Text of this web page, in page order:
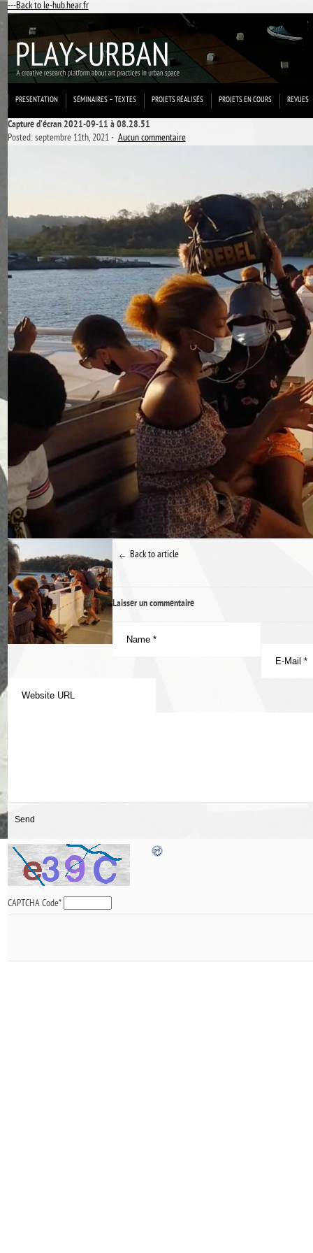
---Back to le-hub.hear.fr
PRESENTATION SÉMINAIRES – TEXTES PROJETS RÉALISÉS PROJETS EN COURS REVUES
Capture d’écran 2021-09-11 à 08.28.51
Posted: septembre 11th, 2021 ˑAucun commentaire
Back to article
Laisser un commentaire
CAPTCHA Code*